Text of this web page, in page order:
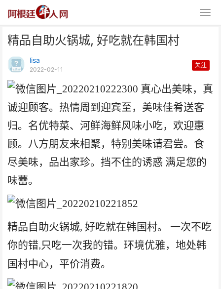
精品自助火锅城, 好吃就在韩国村
lisa
2022-02-11
关注
真心出美味，真
诚迎顾客。热情周到迎宾至，美味佳肴送客
归。名优特菜、河鲜海鲜风味小吃，欢迎惠
顾。八方朋友来相聚，特别美味请君尝。食
尽美味，品出家珍。挡不住的诱惑 满足您的
味蕾。
精品自助火锅城, 好吃就在韩国村。 一次不吃
你的错,只吃一次我的错。环境优雅，地处韩
国村中心， 平价消费。
精品自助火锅城, 好吃就在韩国村